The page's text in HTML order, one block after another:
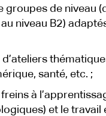
groupes de niveau
niveau B2)
d’ateliers
santé, etc. ;
à
et le travail